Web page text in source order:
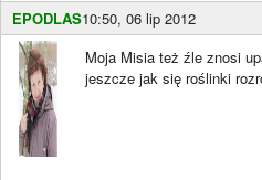
EPODLAS10:50, 06 lip 2012
Moja Misia też źle znosi
jeszcze jak się roślinki